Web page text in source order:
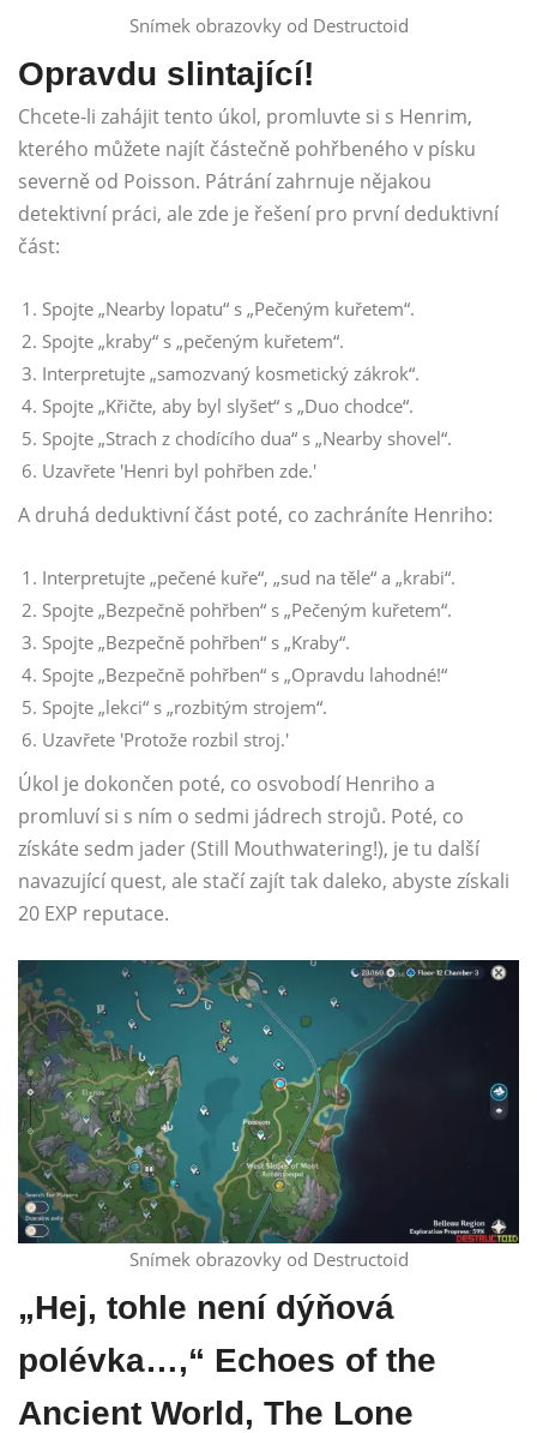
Snímek obrazovky od Destructoid
Opravdu slintající!
Chcete-li zahájit tento úkol, promluvte si s Henrim,
kterého můžete najít částečně pohřbeného v písku
severně od Poisson. Pátrání zahrnuje nějakou
detektivní práci, ale zde je řešení pro první deduktivní
část:
Spojte „Nearby lopatu“ s „Pečeným kuřetem“.
Spojte „kraby“ s „pečeným kuřetem“.
Interpretujte „samozvaný kosmetický zákrok“.
Spojte „Křičte, aby byl slyšet“ s „Duo chodce“.
Spojte „Strach z chodícího dua“ s „Nearby shovel“.
Uzavřete 'Henri byl pohřben zde.'
A druhá deduktivní část poté, co zachráníte Henriho:
Interpretujte „pečené kuře“, „sud na těle“ a „krabi“.
Spojte „Bezpečně pohřben“ s „Pečeným kuřetem“.
Spojte „Bezpečně pohřben“ s „Kraby“.
Spojte „Bezpečně pohřben“ s „Opravdu lahodné!“
Spojte „lekci“ s „rozbitým strojem“.
Uzavřete 'Protože rozbil stroj.'
Úkol je dokončen poté, co osvobodí Henriho a
promluví si s ním o sedmi jádrech strojů. Poté, co
získáte sedm jader (Still Mouthwatering!), je tu další
navazující quest, ale stačí zajít tak daleko, abyste získali
20 EXP reputace.
Snímek obrazovky od Destructoid
„Hej, tohle není dýňová
polévka…,“ Echoes of the
Ancient World, The Lone